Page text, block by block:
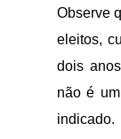
Observe
eleitos,
dois
não é
indicado.